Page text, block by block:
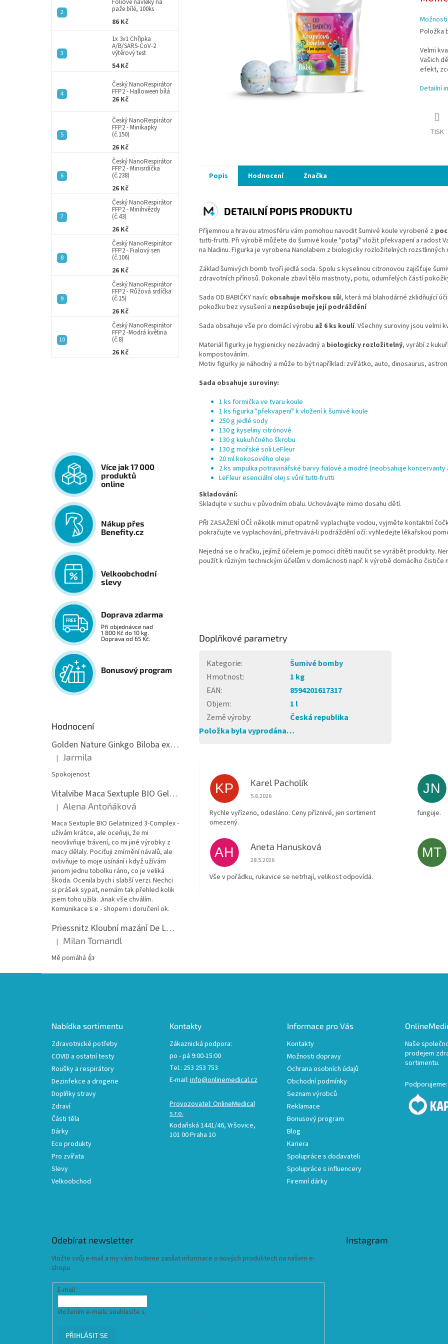
paže bílé, 100ks
86 Kč
1x 3v1 Chřipka
A/B/SARS-CoV-2
výtěrový test
54 Kč
Český NanoRespirátor
FFP2 - Halloween bílá
26 Kč
Český NanoRespirátor
FFP2 - Minikapky
(č.150)
26 Kč
Český NanoRespirátor
FFP2 - Minisrdíčka
(č.238)
26 Kč
Český NanoRespirátor
FFP2 - Minihvězdy
(č.43)
26 Kč
Český NanoRespirátor
FFP2 - Fialový sen
(č.106)
26 Kč
Český NanoRespirátor
FFP2 - Růžová srdíčka
(č.15)
26 Kč
Český NanoRespirátor
FFP2 -Modrá květina
(č.8)
26 Kč
Více jak 17 000
produktů
online
Nákup přes
Benefity.cz
Velkoobchodní
slevy
Doprava zdarma
Při objednávce nad
1 800 Kč do 10 kg.
Doprava od 65 Kč.
Bonusový program
Hodnocení
Golden Nature Ginkgo Biloba extrakt 50:1 60mg, 100 kapslí
Hodnocení produktu je 5 z 5 hvězdiček.
| Jarmila
Spokojenost
Vitalvibe Maca Sextuple BIO Gelatinized 3-Complex, 60 kapslí
Hodnocení produktu je 5 z 5 hvězdiček.
| Alena Antoňáková
Maca Sextuple BIO Gelatinized 3-Complex -
užívám krátce, ale oceňuji, že mi
neovlivňuje trávení, co mi jiné výrobky z
macy dělaly. Pociťuji zmírnění návalů, ale
ovlivňuje to moje usínání i když užívám
jenom jednu tobolku ráno, co je veliká
škoda. Ocenila bych i slabší verzi. Nechci
si prášek sypat, nemám tak přehled kolik
jsem toho užila. Jinak vše chválím.
Komunikace s e - shopem i doručení ok.
Priessnitz Kloubní mazání De Luxe, 200ml
Hodnocení produktu je 5 z 5 hvězdiček.
| Milan Tomandl
Mě pomáhá 👍
Položka
Velmi
Vašich
efekt,
Detailní
TISK
Popis Hodnocení Značka
DETAILNÍ POPIS PRODUKTU
Příjemnou a hravou atmosféru vám pomohou navodit šumivé koule vyrobené z
tutti-frutti. Při výrobě můžete do šumivé koule "potají" vložit překvapení a radost
na hladinu. Figurka je vyrobena Nanolabem z biologicky rozložitelných rozstlinných
Základ šumivých bomb tvoří jedlá soda. Spolu s kyselinou citronovou zajišťuje
zdravotních přínosů. Dokonale zbaví tělo mastnoty, potu, odumřelých částí
Sada OD BABIČKY navíc obsahuje mořskou sůl, která má blahodárné zklidňující
pokožku bez vysušení a nezpůsobuje její podráždění
Sada obsahuje vše pro domácí výrobu až 6 ks koulí. Všechny suroviny jsou velmi
Materiál figurky je hygienicky nezávadný a biologicky rozložitelný, vyrábí z
kompostováním.
Motiv figurky je náhodný a může to být například: zvířátko, auto, dinosaurus,
Sada obsahuje suroviny:
1 ks formička ve tvaru koule
1 ks figurka "překvapení" k vložení k šumivé koule
250 g jedlé sody
130 g kyseliny citrónové
130 g kukuřičného škrobu
130 g mořské soli LeFleur
20 ml kokosového oleje
2 ks ampulka potravinářské barvy fialové a modré (neobsahuje
LeFleur esenciální olej s vůní tutti-frutti
Skladování:
Skladujte v suchu v původním obalu. Uchovávajte mimo dosahu dětí.
PŘI ZASAŽENÍ OČÍ: několik minut opatrně vyplachujte vodou, vyjměte kontaktní
pokračujte ve vyplachování, přetrvává-li podráždění očí: vyhledejte lékařskou
Nejedná se o hračku, jejímž účelem je pomoci dítěti naučit se vyrábět produkty.
použít k různým technickým účelům v domácnosti např. k výrobě domácího
Doplňkové parametry
Kategorie:
Šumivé bomby
Hmotnost:
1 kg
EAN:
8594201617317
Objem:
1 l
Země výroby:
Česká republika
Položka byla vyprodána…
KP Karel Pacholík
Hodnocení obchodu je 4 z 5 hvězdiček.
5.6.2026
Rychle vyřízeno, odesláno. Ceny příznivé, jen sortiment
omezený.
JN
funguje.
AH Aneta Hanusková
Hodnocení obchodu je 5 z 5 hvězdiček.
28.5.2026
Vše v pořádku, rukavice se netrhají, velikost odpovídá.
MT
Nabídka sortimentu
Zdravotnické potřeby
COVID a ostatní testy
Roušky a respirátory
Dezinfekce a drogerie
Doplňky stravy
Zdraví
Části těla
Dárky
Eco produkty
Pro zvířata
Slevy
Velkoobchod
Kontakty
Zákaznická podpora:
po - pá 9:00-15:00
Tel.: 253 253 753
E-mail: info@onlinemedical.cz
Provozovatel: OnlineMedical
s.r.o.
Kodaňská 1441/46, Vršovice,
101 00 Praha 10
Informace pro Vás
Kontakty
Možnosti dopravy
Ochrana osobních údajů
Obchodní podmínky
Seznam výrobců
Reklamace
Bonusový program
Blog
Kariera
Spolupráce s dodavateli
Spolupráce s influencery
Firemní dárky
Naše
prodejem
sortimentu.
Podporujeme:
Odebírat newsletter
Vložte svůj e-mail a my vám budeme zasílat informace o nových produktech na našem e-
shopu.
E-mail
Vložením e-mailu souhlasíte s
PŘIHLÁSIT SE
Instagram